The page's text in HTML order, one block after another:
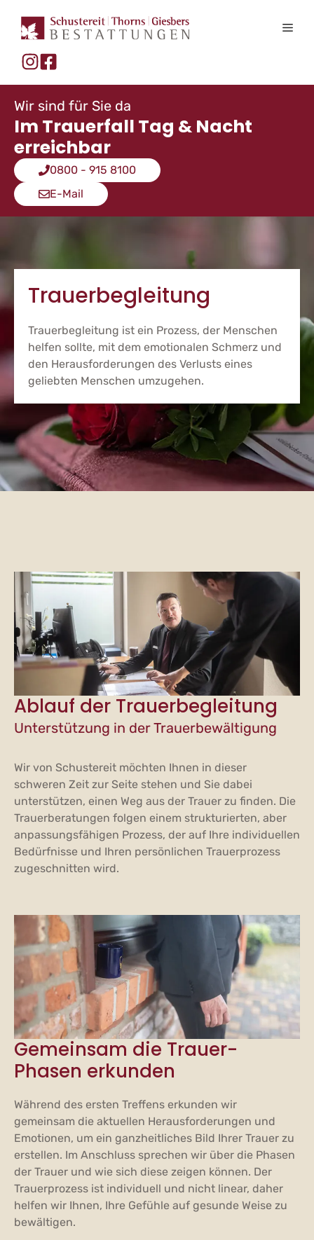
Inhalt
springen
Wir sind für Sie da
Im Trauerfall Tag & Nacht
erreichbar
0800 - 915 8100
E-Mail
Trauerbegleitung
Trauerbegleitung ist ein Prozess, der Menschen
helfen sollte, mit dem emotionalen Schmerz und
den Herausforderungen des Verlusts eines
geliebten Menschen umzugehen.
Ablauf der Trauerbegleitung
Unterstützung in der Trauerbewältigung
Wir von Schustereit möchten Ihnen in dieser
schweren Zeit zur Seite stehen und Sie dabei
unterstützen, einen Weg aus der Trauer zu finden. Die
Trauerberatungen folgen einem strukturierten, aber
anpassungsfähigen Prozess, der auf Ihre individuellen
Bedürfnisse und Ihren persönlichen Trauerprozess
zugeschnitten wird.
Gemeinsam die Trauer-
Phasen erkunden
Während des ersten Treffens erkunden wir
gemeinsam die aktuellen Herausforderungen und
Emotionen, um ein ganzheitliches Bild Ihrer Trauer zu
erstellen. Im Anschluss sprechen wir über die Phasen
der Trauer und wie sich diese zeigen können. Der
Trauerprozess ist individuell und nicht linear, daher
helfen wir Ihnen, Ihre Gefühle auf gesunde Weise zu
bewältigen.